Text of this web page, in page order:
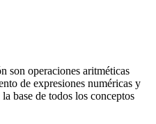
son operaciones aritméticas
de expresiones numéricas y
base de todos los conceptos